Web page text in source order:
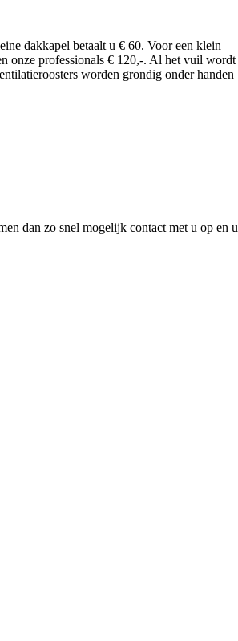
dakkapel betaalt u € 60. Voor een klein
onze professionals € 120,-. Al het vuil wordt
worden grondig onder handen
dan zo snel mogelijk contact met u op en u